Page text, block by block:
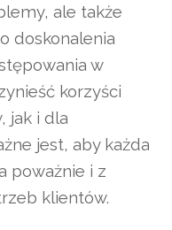
ale także
doskonalenia
w
korzyści
jak i dla
jest, aby każda
poważnie i z
klientów.